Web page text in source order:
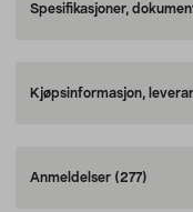
Spesifikasjoner,
Kjøpsinformasjon,
Anmeldelser (277)